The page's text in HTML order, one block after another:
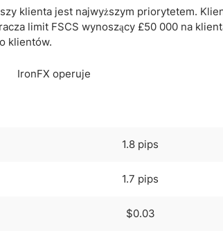
klienta jest najwyższym priorytetem.
limit FSCS wynoszący £50 000 na
klientów.
1.8 pips
1.7 pips
$0.03